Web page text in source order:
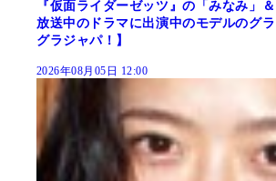
『仮面ライダーゼッツ』の「みなみ」
放送中のドラマに出演中のモデルのグ
グラジャパ！】
2026年08月05日 12:00